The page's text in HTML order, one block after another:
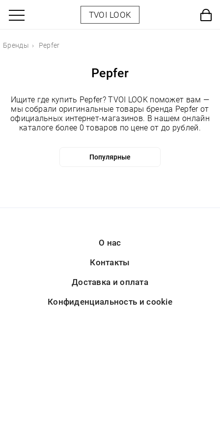
TVOI LOOK
Бренды Pepfer
Pepfer
Ищите где купить Pepfer? TVOI LOOK поможет вам —
мы собрали оригинальные товары бренда Pepfer от
официальных интернет-магазинов. В нашем онлайн
каталоге более 0 товаров по цене от до рублей.
О нас
Контакты
Доставка и оплата
Конфиденциальность и cookie